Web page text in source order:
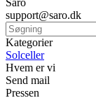
Saro
support@saro.dk
Kategorier
Solceller
Hvem er vi
Send mail
Pressen